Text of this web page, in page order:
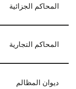
المحاكم الجزائية
المحاكم التجارية
ديوان المظالم